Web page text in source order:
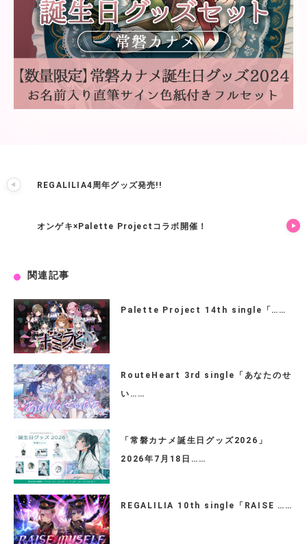
REGALILIA4周年グッズ発売!!
オンゲキ×Palette Projectコラボ開催！
関連記事
Palette Project 14th single「……
RouteHeart 3rd single「あなたのせ
い……
「常磐カナメ誕生日グッズ2026」
2026年7月18日……
REGALILIA 10th single「RAISE ……